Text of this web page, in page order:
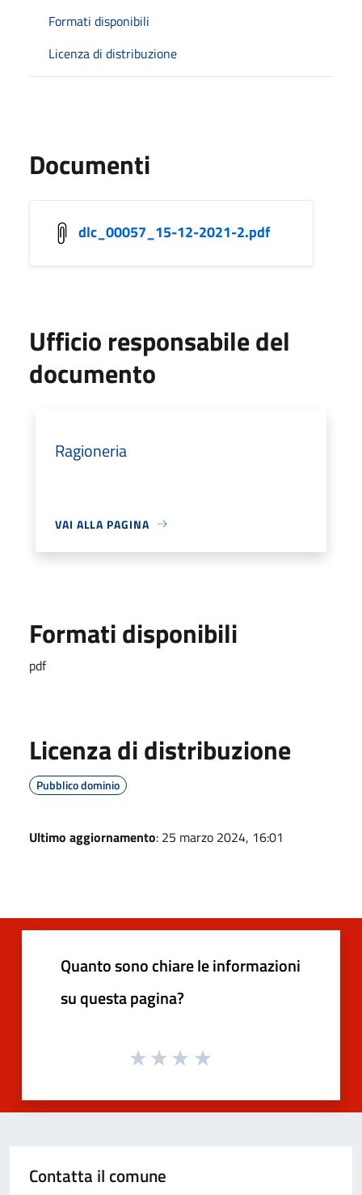
Formati disponibili
Licenza di distribuzione
Documenti
dlc_00057_15-12-2021-2.pdf
Ufficio responsabile del
documento
Ragioneria
VAI ALLA PAGINA
Formati disponibili
pdf
Licenza di distribuzione
Pubblico dominio
Ultimo aggiornamento: 25 marzo 2024, 16:01
Quanto sono chiare le informazioni
su questa pagina?
Contatta il comune